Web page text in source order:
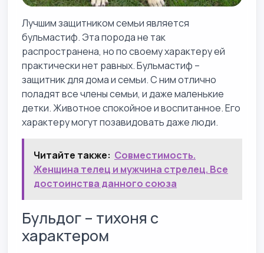
Лучшим защитником семьи является
бульмастиф. Эта порода не так
распространена, но по своему характеру ей
практически нет равных. Бульмастиф –
защитник для дома и семьи. С ним отлично
поладят все члены семьи, и даже маленькие
детки. Животное спокойное и воспитанное. Его
характеру могут позавидовать даже люди.
Читайте также: Совместимость.
Женщина телец и мужчина стрелец. Все
достоинства данного союза
Бульдог – тихоня с
характером